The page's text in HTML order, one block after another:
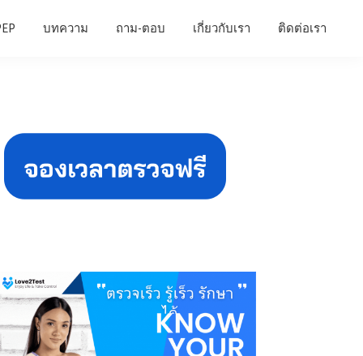
บทความ ถาม-ตอบ เกี่ยวกับเรา ติดต่อเรา
Sidebar